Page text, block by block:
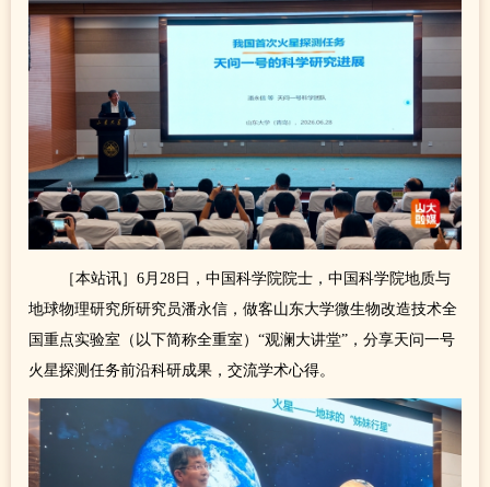
［本站讯］6月28日，中国科学院院士，中国科学院地质与
地球物理研究所研究员潘永信，做客山东大学微生物改造技术全
国重点实验室（以下简称全重室）“观澜大讲堂”，分享天问一号
火星探测任务前沿科研成果，交流学术心得。